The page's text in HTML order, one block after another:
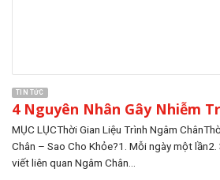
TIN TỨC
4 Nguyên Nhân Gây Nhiễm
MỤC LỤCThời Gian Liệu Trình Ngâm
Chân – Sao Cho Khỏe?1. Mỗi ngày một
viết liên quan Ngâm Chân...